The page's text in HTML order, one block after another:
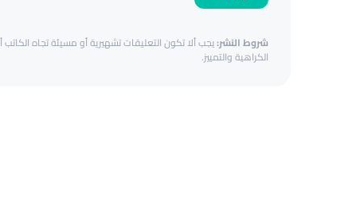
شروط النشر:يجب ألا تكون التعليقات تشهيرية أو مسيئة تجاه
الكراهية والتمييز.